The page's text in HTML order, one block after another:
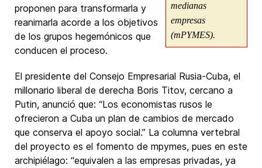
medianas
empresas
(mPYMES).
proponen para transformarla y
reanimarla acorde a los objetivos
de los grupos hegemónicos que
conducen el proceso.
El presidente del Consejo Empresarial Rusia-Cuba, el
millonario liberal de derecha Boris Titov, cercano a
Putin, anunció que: “Los economistas rusos le
ofrecieron a Cuba un plan de cambios de mercado
que conserva el apoyo social.” La columna vertebral
del proyecto es el fomento de mpymes, pues en este
archipiélago: “equivalen a las empresas privadas, ya